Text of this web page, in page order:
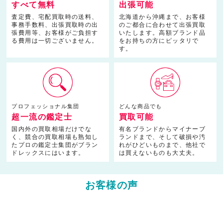
すべて無料
査定費、宅配買取時の送料、
事務手数料、出張買取時の出
張費用等、お客様がご負担す
る費用は一切ございません。
出張可能
北海道から沖縄まで、お客様
のご都合に合わせて出張買取
いたします。高額ブランド品
をお持ちの方にピッタリで
す。
プロフェッショナル集団
超一流の鑑定士
国内外の買取相場だけでな
く、競合の買取相場も熟知し
たプロの鑑定士集団がブラン
ドレックスにはいます。
どんな商品でも
買取可能
有名ブランドからマイナーブ
ランドまで、そして破損や汚
れがひどいものまで、他社で
は買えないものも大丈夫。
お客様の声